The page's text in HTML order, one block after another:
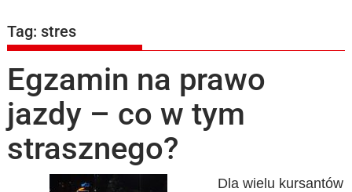
Tag:stres
Egzamin na prawo
jazdy – co w tym
strasznego?
Dla wielu kursantów